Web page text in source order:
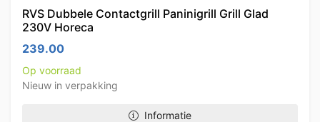
RVS Dubbele Contactgrill Paninigrill Grill Glad
230V Horeca
239.00
Op voorraad
Nieuw in verpakking
Informatie